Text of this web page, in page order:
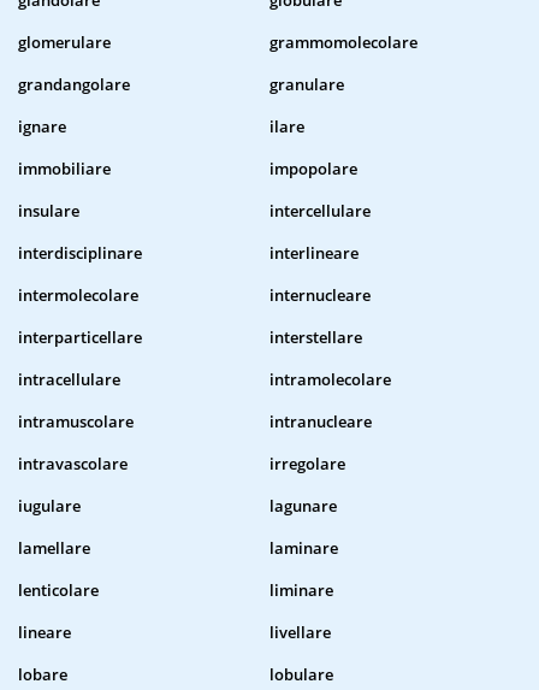
glomerulare
grammomolecolare
grandangolare
granulare
ignare
ilare
immobiliare
impopolare
insulare
intercellulare
interdisciplinare
interlineare
intermolecolare
internucleare
interparticellare
interstellare
intracellulare
intramolecolare
intramuscolare
intranucleare
intravascolare
irregolare
iugulare
lagunare
lamellare
laminare
lenticolare
liminare
lineare
livellare
lobare
lobulare